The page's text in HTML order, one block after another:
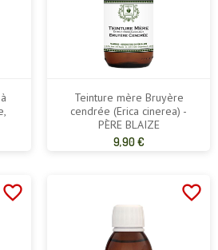
Teinture mère Bruyère
cendrée (Erica cinerea) -
PÈRE BLAIZE
Prix
9,90 €
favorite_border favorite_border